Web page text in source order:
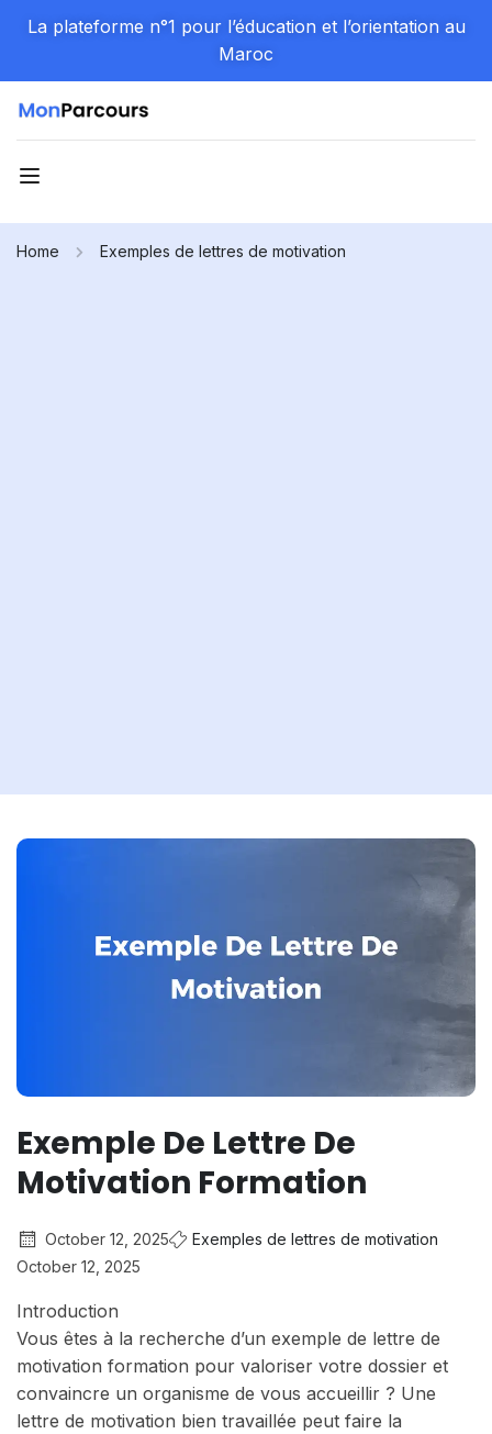
La plateforme n°1 pour l’éducation et l’orientation au
Maroc
Home Exemples de lettres de motivation
Exemple De Lettre De
Motivation Formation
October 12, 2025
Exemples de lettres de motivation
October 12, 2025
Introduction
Vous êtes à la recherche d’un exemple de lettre de
motivation formation pour valoriser votre dossier et
convaincre un organisme de vous accueillir ? Une
lettre de motivation bien travaillée peut faire la